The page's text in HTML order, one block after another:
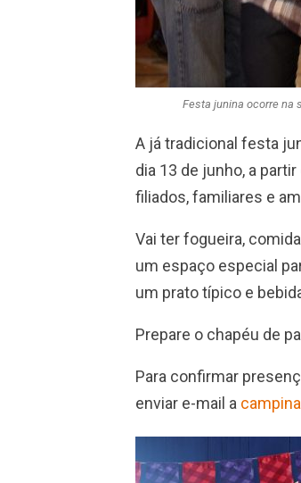
Festa junina ocorre na
A já tradicional festa
dia 13 de junho, a
filiados, familiares e
Vai ter fogueira,
um espaço especial
um prato típico e
Prepare o chapéu de
Para confirmar
enviar e-mail a